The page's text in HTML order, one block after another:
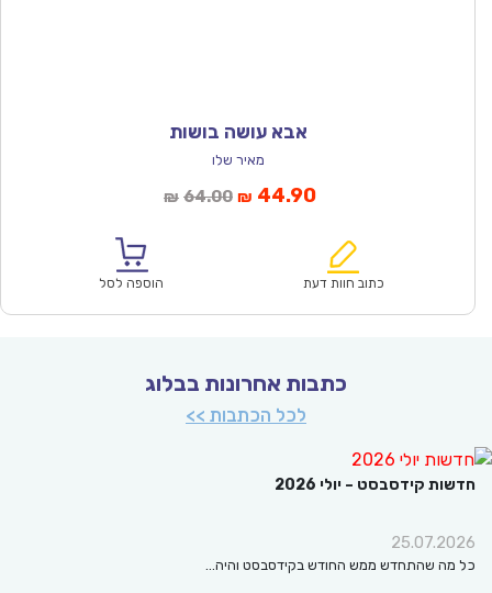
אבא עושה בושות
מאיר שלו
₪ 64.00המחיר
₪64.00.
₪ 44.90
הוא:
כתוב חוות דעת הוספה לסל
כתבות אחרונות בבלוג
לכל הכתבות >>
קידסבסט – יולי 2026
שהתחדש ממש החודש בקידסבסט והיה…